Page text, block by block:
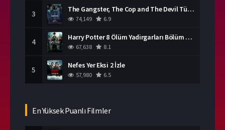
3 The Gangster, The Cop and The Devil Türkçe Dublaj İzle
74,149 6.9
4 Harry Potter 8 Ölüm Yadirgarları Bölüm 2 İzle
67,638 8.1
5 Nefes Yer Eksi 2 İzle
57,980 6.5
En Yüksek Puanlı Filmler